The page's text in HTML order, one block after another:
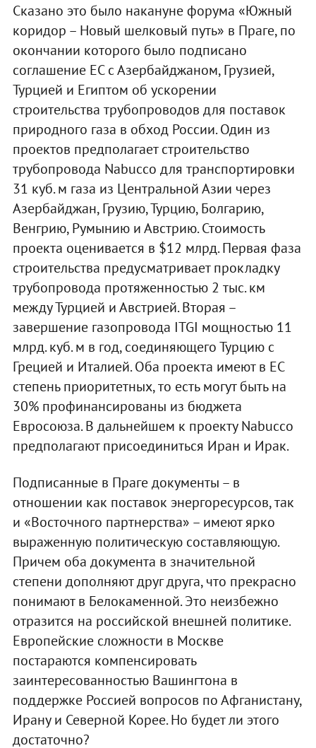
Сказано это было накануне форума «Южный
коридор – Новый шелковый путь» в Праге, по
окончании которого было подписано
соглашение ЕС с Азербайджаном, Грузией,
Турцией и Египтом об ускорении
строительства трубопроводов для поставок
природного газа в обход России. Один из
проектов предполагает строительство
трубопровода Nabucco для транспортировки
31 куб. м газа из Центральной Азии через
Азербайджан, Грузию, Турцию, Болгарию,
Венгрию, Румынию и Австрию. Стоимость
проекта оценивается в $12 млрд. Первая фаза
строительства предусматривает прокладку
трубопровода протяженностью 2 тыс. км
между Турцией и Австрией. Вторая –
завершение газопровода ITGI мощностью 11
млрд. куб. м в год, соединяющего Турцию с
Грецией и Италией. Оба проекта имеют в ЕС
степень приоритетных, то есть могут быть на
30% профинансированы из бюджета
Евросоюза. В дальнейшем к проекту Nabucco
предполагают присоединиться Иран и Ирак.
Подписанные в Праге документы – в
отношении как поставок энергоресурсов, так
и «Восточного партнерства» – имеют ярко
выраженную политическую составляющую.
Причем оба документа в значительной
степени дополняют друг друга, что прекрасно
понимают в Белокаменной. Это неизбежно
отразится на российской внешней политике.
Европейские сложности в Москве
постараются компенсировать
заинтересованностью Вашингтона в
поддержке Россией вопросов по Афганистану,
Ирану и Северной Корее. Но будет ли этого
достаточно?